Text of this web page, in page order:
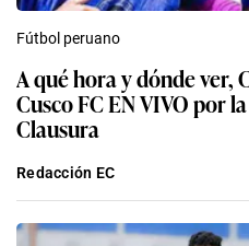
Fútbol peruano
A qué hora y dónde ver,
Cusco FC EN VIVO por
Clausura
Redacción EC